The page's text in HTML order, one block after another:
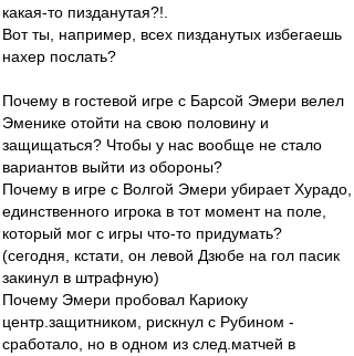
какая-то пизданутая?!.
Вот ты, например, всех пизданутых избегаешь
нахер послать?
Почему в гостевой игре с Барсой Эмери велел
Эменике отойти на свою половину и
защищаться? Чтобы у нас вообще не стало
вариантов выйти из обороны?
Почему в игре с Волгой Эмери убирает Хурадо,
единственного игрока в тот момент на поле,
который мог с игры что-то придумать?
(сегодня, кстати, он левой Дзюбе на гол пасик
закинул в штрафную)
Почему Эмери пробовал Кариоку
центр.защитником, рискнул с Рубином -
сработало, но в одном из след.матчей в